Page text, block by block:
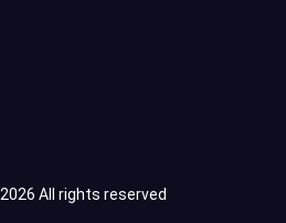
2026 All rights reserved